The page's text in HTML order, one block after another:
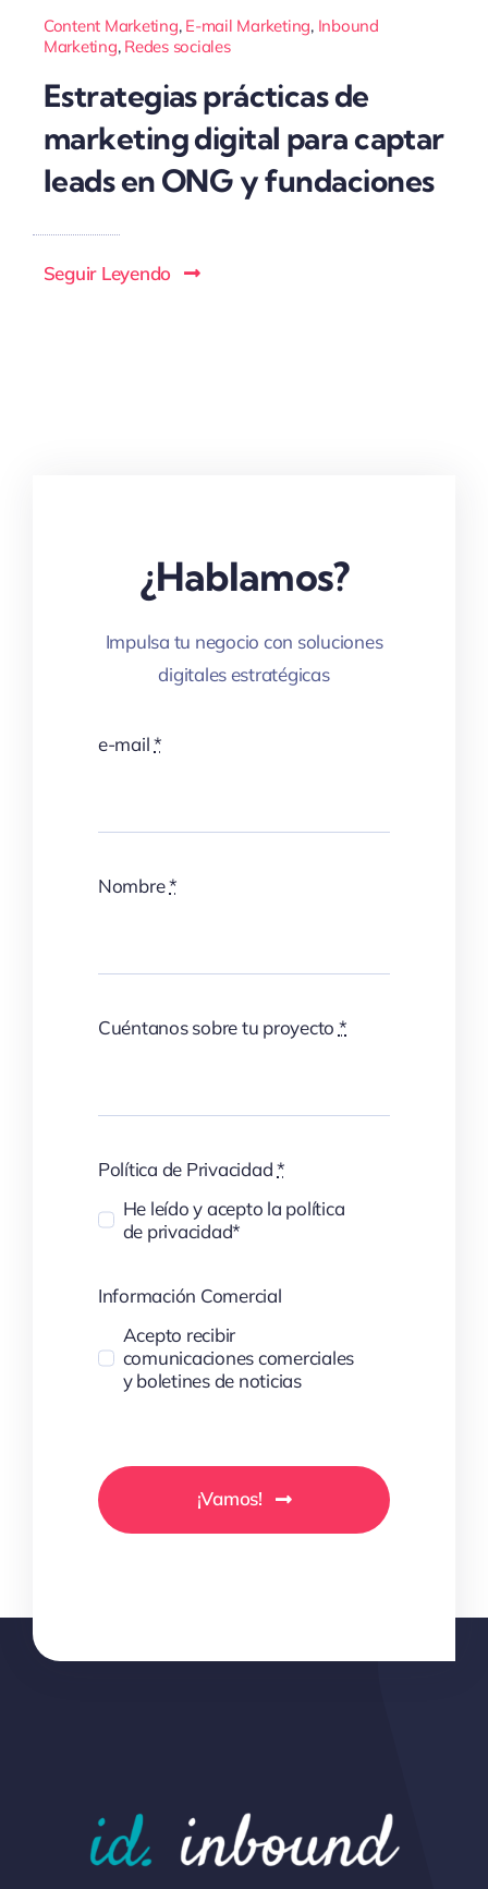
Content Marketing, E-mail Marketing, Inbound
Marketing, Redes sociales
Estrategias prácticas de
marketing digital para captar
leads en ONG y fundaciones
Seguir Leyendo
¿Hablamos?
Impulsa tu negocio con soluciones
digitales estratégicas
e-mail*
Nombre*
Cuéntanos sobre tu proyecto *
Política de Privacidad*
He leído y acepto la política
de privacidad*
Información Comercial
Acepto recibir
comunicaciones comerciales
y boletines de noticias
¡Vamos!